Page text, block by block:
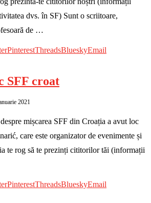
dvs. în SF) Sunt o scriitoare,
de …
PinterestThreadsBlueskyEmail
SFF croat
2021
mișcarea SFF din Croația a avut loc
care este organizator de evenimente și
te rog să te prezinți cititorilor tăi (informații
PinterestThreadsBlueskyEmail